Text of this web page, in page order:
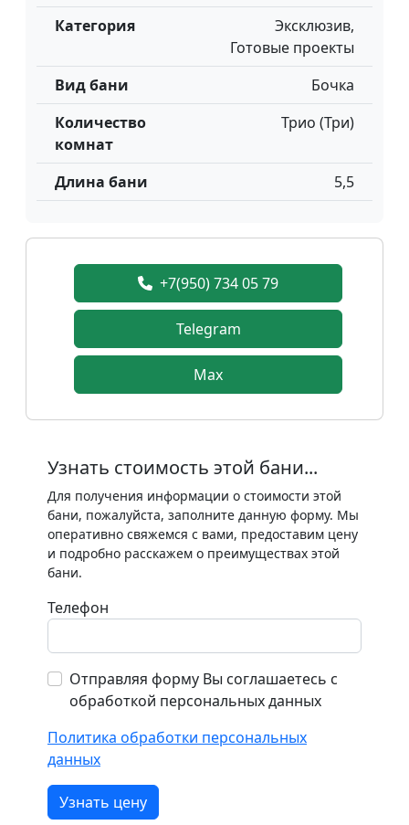
Категория
Эксклюзив,
Готовые проекты
Вид бани
Бочка
Количество
комнат
Трио (Три)
Длина бани 5,5
+7(950) 734 05 79
Telegram
Max
Узнать стоимость этой бани...
Для получения информации о стоимости этой
бани, пожалуйста, заполните данную форму. Мы
оперативно свяжемся с вами, предоставим цену
и подробно расскажем о преимуществах этой
бани.
Телефон
Отправляя форму Вы соглашаетесь с
обработкой персональных данных
Политика обработки персональных
данных
Узнать цену